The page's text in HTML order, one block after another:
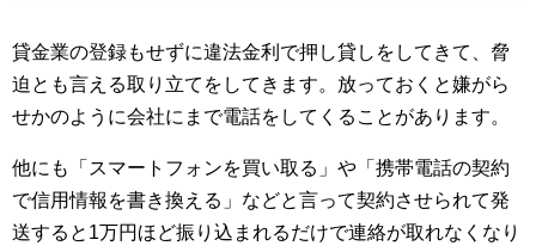
貸金業の登録もせずに違法金利で押し貸しをしてきて、脅
迫とも言える取り立てをしてきます。放っておくと嫌がら
せかのように会社にまで電話をしてくることがあります。
他にも「スマートフォンを買い取る」や「携帯電話の契約
で信用情報を書き換える」などと言って契約させられて発
送すると1万円ほど振り込まれるだけで連絡が取れなくなり